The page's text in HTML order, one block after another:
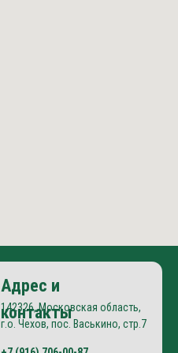
Адрес и
контакты
142326, Московская область,
г.о. Чехов, пос. Васькино, стр.7